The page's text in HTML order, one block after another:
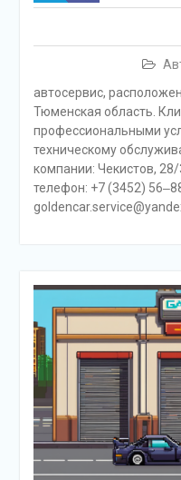
автосервис,
Тюменская область.
профессиональными
техническому
компании: Чекистов,
телефон: +7 (3452)